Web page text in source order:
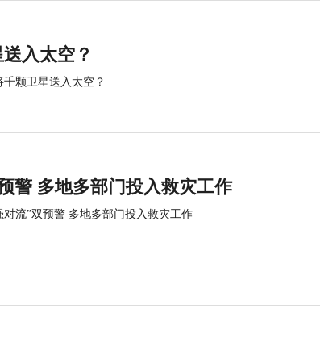
入太空？
千颗卫星送入太空？
警 多地多部门投入救灾工作
对流”双预警 多地多部门投入救灾工作